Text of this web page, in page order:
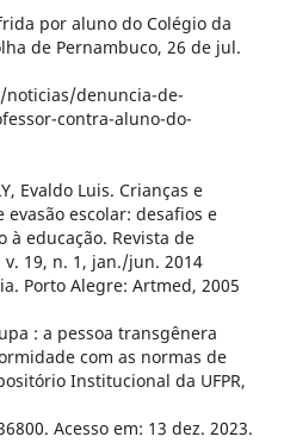
por aluno do Colégio da
de Pernambuco, 26 de jul.
denuncia-de-
contra-aluno-do-
Evaldo Luis. Crianças e
escolar: desafios e
educação. Revista de
v. 19, n. 1, jan./jun. 2014
Porto Alegre: Artmed, 2005
: a pessoa transgênera
com as normas de
Institucional da UFPR,
Acesso em: 13 dez. 2023.